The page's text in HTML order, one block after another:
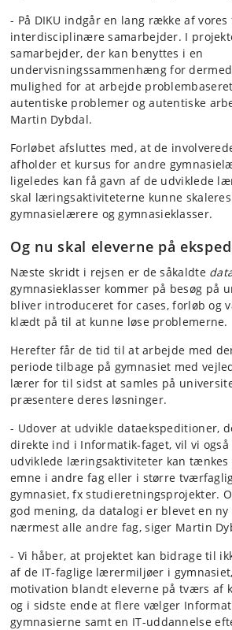
- På DIKU indgår en lang række af vores
interdisciplinære samarbejder. I
samarbejder, der kan benyttes i en
undervisningssammenhæng for
mulighed for at arbejde
autentiske problemer og autentiske
Martin Dybdal.
Forløbet afsluttes med, at de
afholder et kursus for andre
ligeledes kan få gavn af de udviklede
skal læringsaktiviteterne kunne
gymnasielærere og gymnasieklasser.
Og nu skal eleverne på
Næste skridt i rejsen er de såkaldte
gymnasieklasser kommer på besøg på
bliver introduceret for cases, forløb og
klædt på til at kunne løse problemerne.
Herefter får de tid til at arbejde med
periode tilbage på gymnasiet med
lærer for til sidst at samles på
præsentere deres løsninger.
- Udover at udvikle dataekspeditioner,
direkte ind i Informatik-faget, vil vi
udviklede læringsaktiviteter kan
emne i andre fag eller i større
gymnasiet, fx studieretningsprojekter.
god mening, da datalogi er blevet en
nærmest alle andre fag, siger Martin
- Vi håber, at projektet kan bidrage til
af de IT-faglige lærermiljøer i
motivation blandt eleverne på tværs af
og i sidste ende at flere vælger
gymnasierne samt en IT-uddannelse